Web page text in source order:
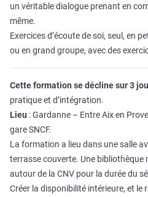
un véritable dialogue prenant en
même.
Exercices d’écoute de soi, seul, en
ou en grand groupe, avec des
Cette formation se décline sur 3
pratique et d’intégration.
Lieu : Gardanne – Entre Aix en
gare SNCF.
La formation a lieu dans une salle
terrasse couverte. Une bibliothèque
autour de la CNV pour la durée du
Créer la disponibilité intérieure, et le